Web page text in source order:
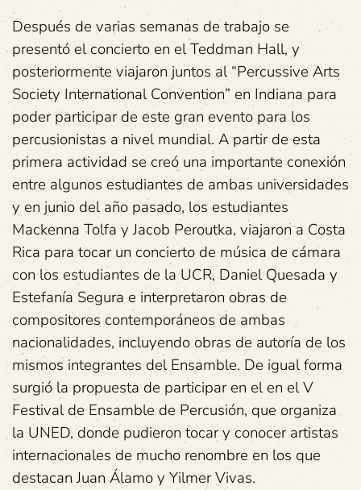
Después de varias semanas de trabajo se
presentó el concierto en el Teddman Hall, y
posteriormente viajaron juntos al “Percussive Arts
Society International Convention” en Indiana para
poder participar de este gran evento para los
percusionistas a nivel mundial. A partir de esta
primera actividad se creó una importante conexión
entre algunos estudiantes de ambas universidades
y en junio del año pasado, los estudiantes
Mackenna Tolfa y Jacob Peroutka, viajaron a Costa
Rica para tocar un concierto de música de cámara
con los estudiantes de la UCR, Daniel Quesada y
Estefanía Segura e interpretaron obras de
compositores contemporáneos de ambas
nacionalidades, incluyendo obras de autoría de los
mismos integrantes del Ensamble. De igual forma
surgió la propuesta de participar en el en el V
Festival de Ensamble de Percusión, que organiza
la UNED, donde pudieron tocar y conocer artistas
internacionales de mucho renombre en los que
destacan Juan Álamo y Yilmer Vivas.